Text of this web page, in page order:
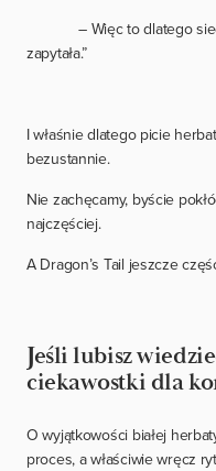
– Więc to dlatego
zapytała.”
I właśnie dlatego picie
bezustannie.
Nie zachęcamy, byście
najczęściej.
A Dragon’s Tail jeszcze
Jeśli lubisz
ciekawostki dla
O wyjątkowości białej
proces, a właściwie wręcz